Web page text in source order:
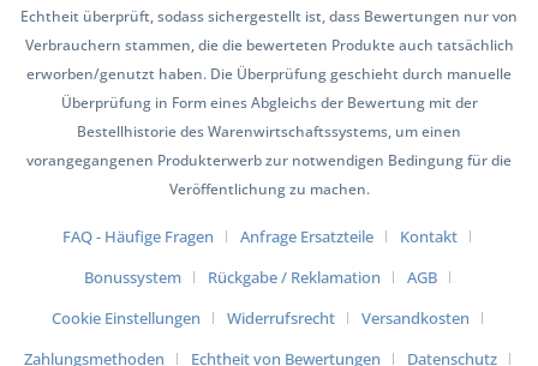
Echtheit überprüft, sodass sichergestellt ist, dass Bewertungen nur von
Verbrauchern stammen, die die bewerteten Produkte auch tatsächlich
erworben/genutzt haben. Die Überprüfung geschieht durch manuelle
Überprüfung in Form eines Abgleichs der Bewertung mit der
Bestellhistorie des Warenwirtschaftssystems, um einen
vorangegangenen Produkterwerb zur notwendigen Bedingung für die
Veröffentlichung zu machen.
FAQ - Häufige Fragen Anfrage Ersatzteile
Kontakt
Bonussystem
Rückgabe / Reklamation
AGB
Cookie Einstellungen
Widerrufsrecht
Versandkosten
Zahlungsmethoden
Echtheit von Bewertungen Datenschutz